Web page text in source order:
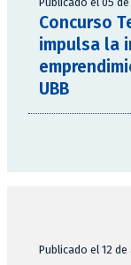
Concurso
impulsa la
UBB
Publicado el 12